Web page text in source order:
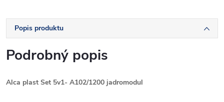
Popis produktu
Podrobný popis
Alca plast Set 5v1- A102/1200 jadromodul